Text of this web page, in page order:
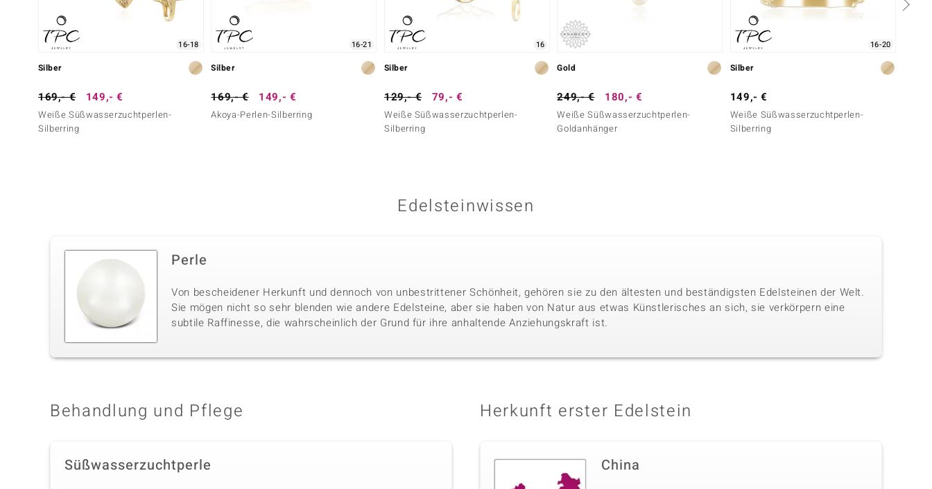
16-18
Silber
169,- € 149,- €
Weiße Süßwasserzuchtperlen-
Silberring
16-21
Silber
169,- € 149,- €
Akoya-Perlen-Silberring
16
Silber
129,- € 79,- €
Weiße Süßwasserzuchtperlen-
Silberring
Gold
249,- € 180,- €
Weiße Süßwasserzuchtperlen-
Goldanhänger
16-20
Silber
149,- €
Weiße Süßwasserzuchtperlen-
Silberring
Edelsteinwissen
Perle
Von bescheidener Herkunft und dennoch von unbestrittener Schönheit, gehören sie zu den ältesten und beständigsten Edelsteinen der Welt.
Sie mögen nicht so sehr blenden wie andere Edelsteine, aber sie haben von Natur aus etwas Künstlerisches an sich, sie verkörpern eine
subtile Raffinesse, die wahrscheinlich der Grund für ihre anhaltende Anziehungskraft ist.
Behandlung und Pflege
Süßwasserzuchtperle
Herkunft erster Edelstein
China